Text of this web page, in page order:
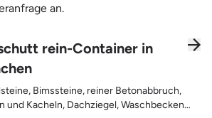
an.
rein-Container in
Bimssteine, reiner Betonabbruch,
und Kacheln, Dachziegel, Waschbecken